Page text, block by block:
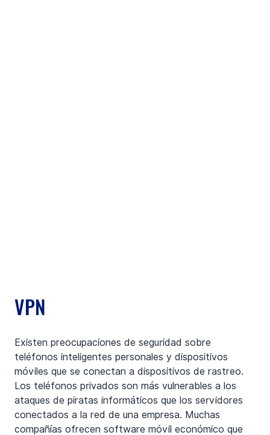
VPN
Existen preocupaciones de seguridad sobre
teléfonos inteligentes personales y dispositivos
móviles que se conectan a dispositivos de rastreo.
Los teléfonos privados son más vulnerables a los
ataques de piratas informáticos que los servidores
conectados a la red de una empresa. Muchas
compañías ofrecen software móvil económico que